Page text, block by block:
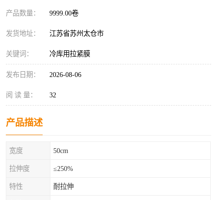
产品数量： 9999.00卷
发货地址： 江苏省苏州太仓市
关键词： 冷库用拉紧膜
发布日期： 2026-08-06
阅 读 量： 32
产品描述
宽度 50cm
拉伸度 ≤250%
特性 耐拉伸